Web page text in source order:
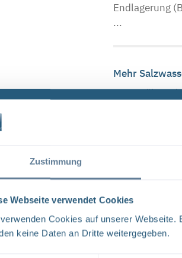
Zustimmung
Webseite verwendet Cookies
Cookies auf unserer
keine Daten an Dritte weitergegeben.
Endlagerung
...
Mehr
Asse Während
Nachbericht
Asse
auf null.
Einladung